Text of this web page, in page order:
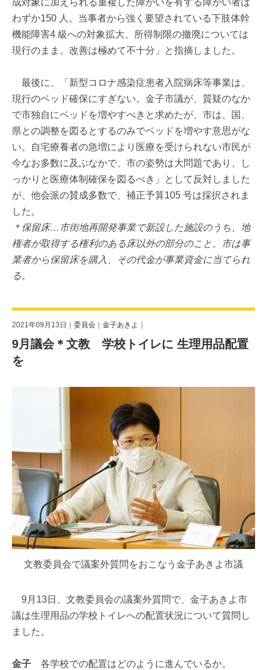
成対象に加えられる重複した障がいを有する障がい者は
わずか150 人。当事者から強く要望されている下肢体幹
機能障害4 級への対象拡大、所得制限の撤廃については
現行のまま。改善は極めて不十分」と指摘しました。
最後に、「新型コロナ感染症患者入院病床等事業は、
現行のベッド確保にすぎない。金子市議が、質疑のなか
で市独自にベッドを増やすべきと求めたが、市は、国、
県との調整を図るとするのみでベッドを増やす意思がな
い。自宅療養者の急増により医療を受けられない市民が
今なお多数に及ぶなかで、市の姿勢は大問題であり、し
っかりと医療体制確保を図るべき」として反対しました
が、他会派の賛成多数で、補正予算105 号は採択されま
した。
＊保留床…市街地再開発事業で新設した施設のうち、地
権者が取得する権利のある床以外の部分のこと。市は事
業者から保留床を購入、その代金が事業資金に当てられ
る。
2021年09月13日｜ 委員会 金子あきよ
9月議会＊文教 学校トイレに 生理用品配置
を
文教委員会で議案外質問をおこなう金子あきよ市議
9月13日、文教委員会の議案外質問で、金子あきよ市
議は生理用品の学校トイレへの配置状況について質問し
ました。
金子 各学校での配置はどのように進んでいるか。